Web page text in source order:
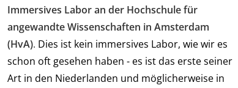
Immersives Labor an der Hochschule für
angewandte Wissenschaften in Amsterdam
(HvA). Dies ist kein immersives Labor, wie wir es
schon oft gesehen haben - es ist das erste seiner
Art in den Niederlanden und möglicherweise in